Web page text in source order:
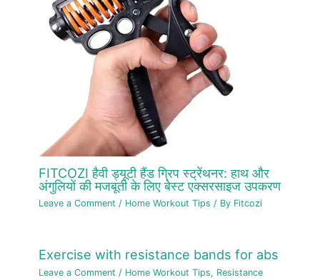
FITCOZI हैवी ड्यूटी हैंड ग्रिप स्ट्रेंथनर: हाथ और
अंगुलियों की मजबूती के लिए बेस्ट एक्सरसाइज उपकरण
Leave a Comment / Home Workout Tips / By Fitcozi
Exercise with resistance bands for abs
Leave a Comment / Home Workout Tips, Resistance